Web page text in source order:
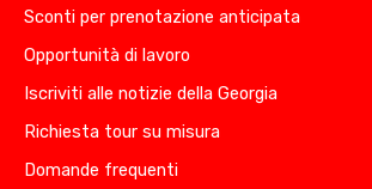
Sconti per prenotazione anticipata
Opportunità di lavoro
Iscriviti alle notizie della Georgia
Richiesta tour su misura
Domande frequenti